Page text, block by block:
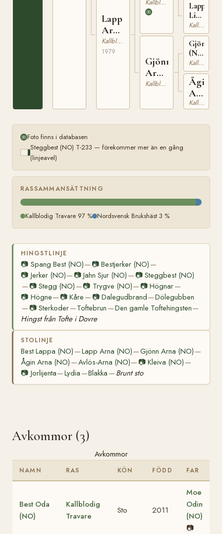
Lapp
Arna
(NO)
Kallblodig Travare
1979
N 1933
Kallblodig Travare
Gjönn
Arna
(NO)
Kallblodig Travare
231
Lappe
Lisa
(NO)
T-
1394
Kallblodig Travare
Gjönnvin
(NO)
T-
268
Kallblodig Travare
Ågin
Arna
(NO)
Kallblodig Travare
Foto finns i databasen
Steggbest (NO) T-233 — förekommer mer än en gång
(linjeavel)
RASSAMMANSÄTTNING
Kallblodig Travare 97 % Nordsvensk Brukshäst 3 %
HINGSTLINJE
📷 Spang Best (NO)— 📷Bestjerker (NO) —
📷 Jerker (NO)— 📷Jahn Sjur (NO) — 📷 Steggbest (NO)
— 📷Stegg (NO) —📷 Trygve (NO)— 📷Högnar—
📷 Högne— 📷Kåre — 📷 Dalegudbrand—Dölegubben
— 📷Sterkoder—Toftebrun —Den gamle Toftehingsten—
Hingst från Tofte i Dovre
STOLINJE
Best Lappa (NO) —Lapp Arna (NO)—Gjönn Arna (NO) —
Ågin Arna (NO) —Avlös-Arna (NO)— 📷Kleiva (NO) —
📷 Jorlijenta—Lydia —Blakka — Brunt sto
Avkommor (3)
Avkommor
NAMN RAS KÖN FÖDD FAR
Best Oda
(NO)
Kallblodig
Travare
Sto 2011
Moe
Odin
(NO)
📷